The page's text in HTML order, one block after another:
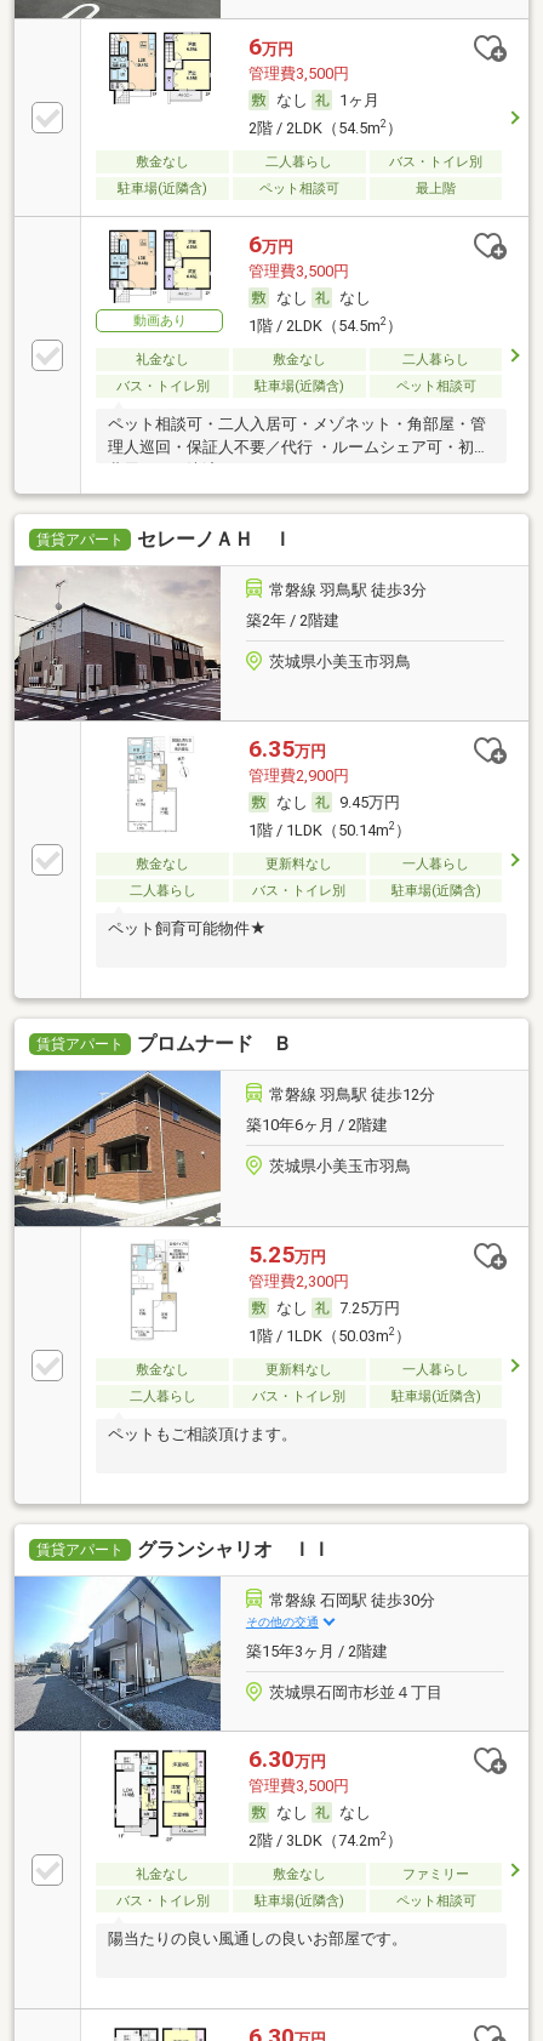
6万円
管理費3,500円
なし
1ヶ月
2階 / 2LDK（54.5m2）
敷金なし 二人暮らし
バス・トイレ別
駐車場(近隣含)
ペット相談可 最上階
動画あり
6万円
管理費3,500円
なし
なし
1階 / 2LDK（54.5m2）
礼金なし 敷金なし
二人暮らし
バス・トイレ別
駐車場(近隣含) ペット相談可
ペット相談可・二人入居可・メゾネット・角部屋・管
理人巡回・保証人不要／代行 ・ルームシェア可・初期
賃貸アパート セレーノＡＨ Ｉ
常磐線 羽鳥駅 徒歩3分
築2年 / 2階建
茨城県小美玉市羽鳥
6.35万円
管理費2,900円
なし
9.45万円
1階 / 1LDK（50.14m2）
敷金なし 更新料なし
一人暮らし
二人暮らし
バス・トイレ別 駐車場(近隣含)
ペット飼育可能物件★
賃貸アパート プロムナード Ｂ
常磐線 羽鳥駅 徒歩12分
築10年6ヶ月 / 2階建
茨城県小美玉市羽鳥
5.25万円
管理費2,300円
なし
7.25万円
1階 / 1LDK（50.03m2）
敷金なし 更新料なし
一人暮らし
二人暮らし
バス・トイレ別 駐車場(近隣含)
ペットもご相談頂けます。
賃貸アパート グランシャリオ ＩＩ
常磐線 石岡駅 徒歩30分
その他の交通
築15年3ヶ月 / 2階建
茨城県石岡市杉並４丁目
6.30万円
管理費3,500円
なし
なし
2階 / 3LDK（74.2m2）
礼金なし 敷金なし
ファミリー
バス・トイレ別
駐車場(近隣含) ペット相談可
陽当たりの良い風通しの良いお部屋です。